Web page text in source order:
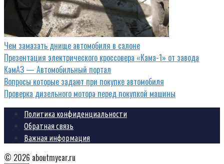
Чем замазать днище автомобиля в салоне
Презентация электрического кроссовера «Кама-1» от завода
КамАЗ — Автомобильный портал
Вопросы которые задают при покупке автомобиля
Проверка дизельного мотора перед покупкой машины
Политика конфиденциальности
Обратная связь
Важная информация
© 2026 aboutmycar.ru